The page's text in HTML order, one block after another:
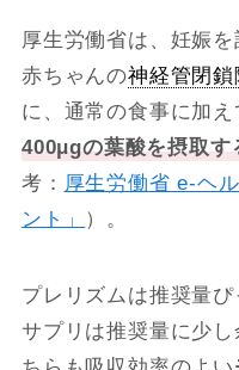
厚生労働省は、妊娠を
赤ちゃんの神経管閉鎖
に、通常の食事に加え
400μgの葉酸を摂取す
考： 厚生労働省 e-ヘ
ント」 ）。
プレリズムは推奨量
サプリは推奨量に少